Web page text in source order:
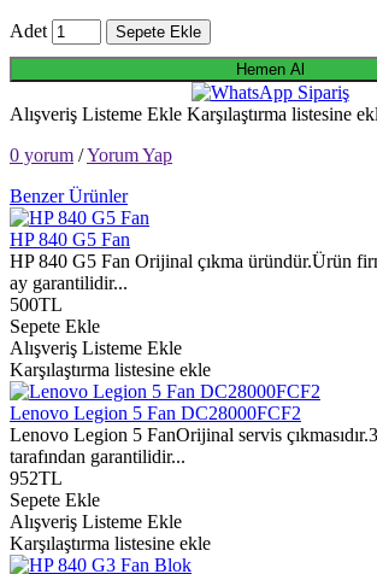
Adet Sepete Ekle
Hemen Al
Alışveriş Listeme Ekle Karşılaştırma listesine
0 yorum /Yorum Yap
Benzer Ürünler
HP 840 G5 Fan
HP 840 G5 Fan Orijinal çıkma üründür.Ürün
ay garantilidir...
500TL
Sepete Ekle
Alışveriş Listeme Ekle
Karşılaştırma listesine ekle
Lenovo Legion 5 Fan DC28000FCF2
Lenovo Legion 5 FanOrijinal servis
tarafından garantilidir...
952TL
Sepete Ekle
Alışveriş Listeme Ekle
Karşılaştırma listesine ekle